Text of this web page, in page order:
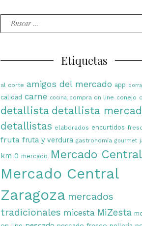
Buscar
por:
Etiquetas
al corte amigos del mercado app
calidad carne cocina compra on line conejo
detallista detallista
detallistas elaborados encurtidos
fruta fruta y verdura gastronomía gourmet
km 0 mercado Mercado Central
Mercado Central
Zaragoza mercados
tradicionales micesta MiZesta